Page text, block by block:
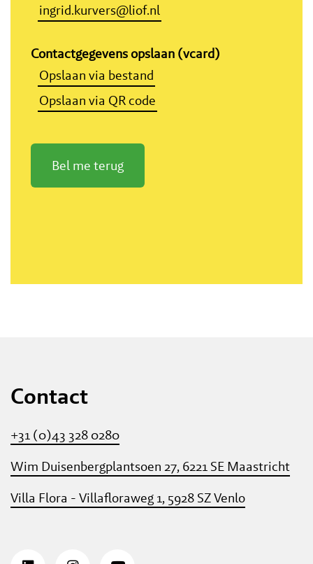
ingrid.kurvers@liof.nl
Contactgegevens opslaan (vcard)
Opslaan via bestand
Opslaan via QR code
Bel me terug
Contact
+31 (0)43 328 0280
Wim Duisenbergplantsoen 27, 6221 SE Maastricht
Villa Flora - Villafloraweg 1, 5928 SZ Venlo